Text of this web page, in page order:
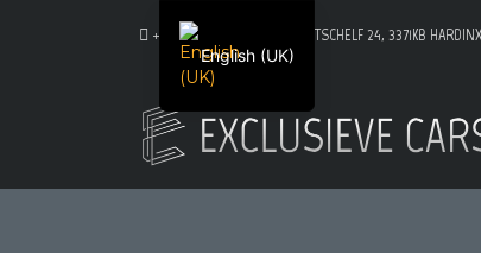
HOUTSCHELF 24, 3371KB
+31 6 25255611
English (UK)